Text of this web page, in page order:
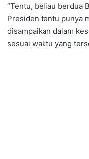
“Tentu, beliau berdua
Presiden tentu punya
disampaikan dalam
sesuai waktu yang